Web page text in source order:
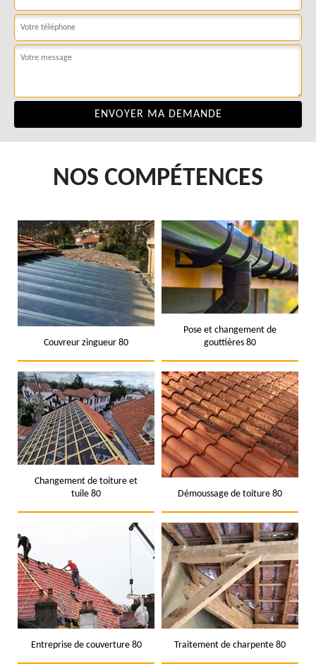
NOS COMPÉTENCES
Couvreur zingueur 80
Pose et changement de
gouttières 80
Changement de toiture et
tuile 80
Démoussage de toiture 80
Entreprise de couverture 80 Traitement de charpente 80